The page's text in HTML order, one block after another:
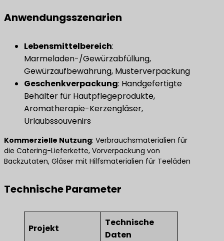
Anwendungsszenarien
Lebensmittelbereich​:
Marmeladen-/Gewürzabfüllung,
Gewürzaufbewahrung, Musterverpackung
Geschenkverpackung​: Handgefertigte
Behälter für Hautpflegeprodukte,
Aromatherapie-Kerzengläser,
Urlaubssouvenirs
Kommerzielle Nutzung​: Verbrauchsmaterialien für
die Catering-Lieferkette, Vorverpackung von
Backzutaten, Gläser mit Hilfsmaterialien für Teeläden
Technische Parameter
Projekt
Technische
Daten